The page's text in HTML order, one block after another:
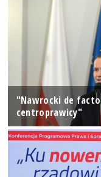
"Nawrocki de
centroprawicy"